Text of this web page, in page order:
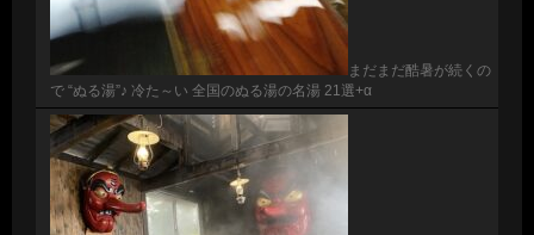
まだまだ酷暑が続くの
で “ぬる湯”♪ 冷た～い 全国のぬる湯の名湯 21選+α